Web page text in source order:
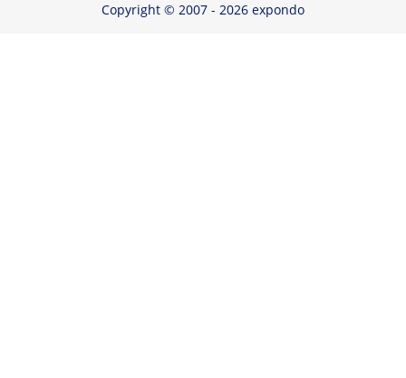
Copyright © 2007 - 2026 expondo